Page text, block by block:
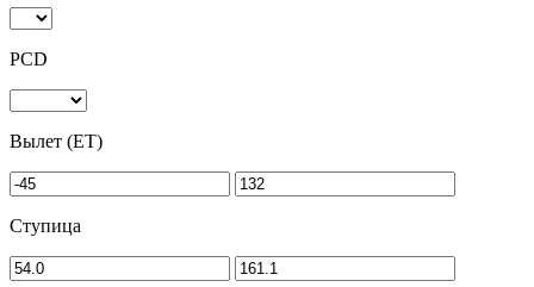
PCD
Вылет (ET)
Ступица